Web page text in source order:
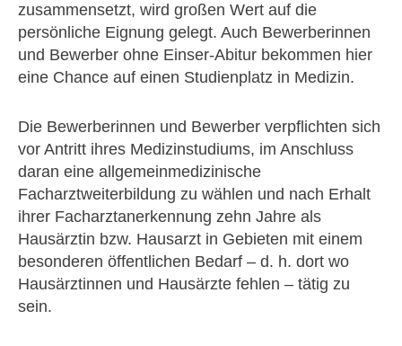
zusammensetzt, wird großen Wert auf die
persönliche Eignung gelegt. Auch Bewerberinnen
und Bewerber ohne Einser-Abitur bekommen hier
eine Chance auf einen Studienplatz in Medizin.
Die Bewerberinnen und Bewerber verpflichten sich
vor Antritt ihres Medizinstudiums, im Anschluss
daran eine allgemeinmedizinische
Facharztweiterbildung zu wählen und nach Erhalt
ihrer Facharztanerkennung zehn Jahre als
Hausärztin bzw. Hausarzt in Gebieten mit einem
besonderen öffentlichen Bedarf – d. h. dort wo
Hausärztinnen und Hausärzte fehlen – tätig zu
sein.